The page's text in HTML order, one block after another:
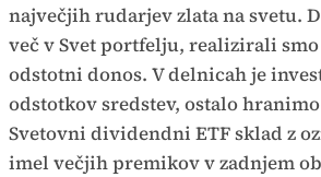
največjih rudarjev zlata na svetu.
več v Svet portfelju, realizirali smo
odstotni donos. V delnicah je
odstotkov sredstev, ostalo
Svetovni dividendni ETF sklad z
imel večjih premikov v zadnjem